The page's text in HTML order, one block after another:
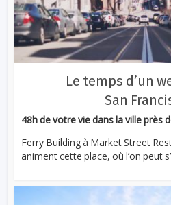
Le temps d’un
San
48h de votre vie dans la ville près
Ferry Building à Market Street
animent cette place, où l’on peut